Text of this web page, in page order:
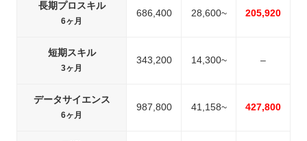
長期プロスキル
6ヶ月
686,400 28,600~ 205,920
短期スキル
3ヶ月
343,200 14,300~ –
データサイエンス
6ヶ月
987,800 41,158~ 427,800